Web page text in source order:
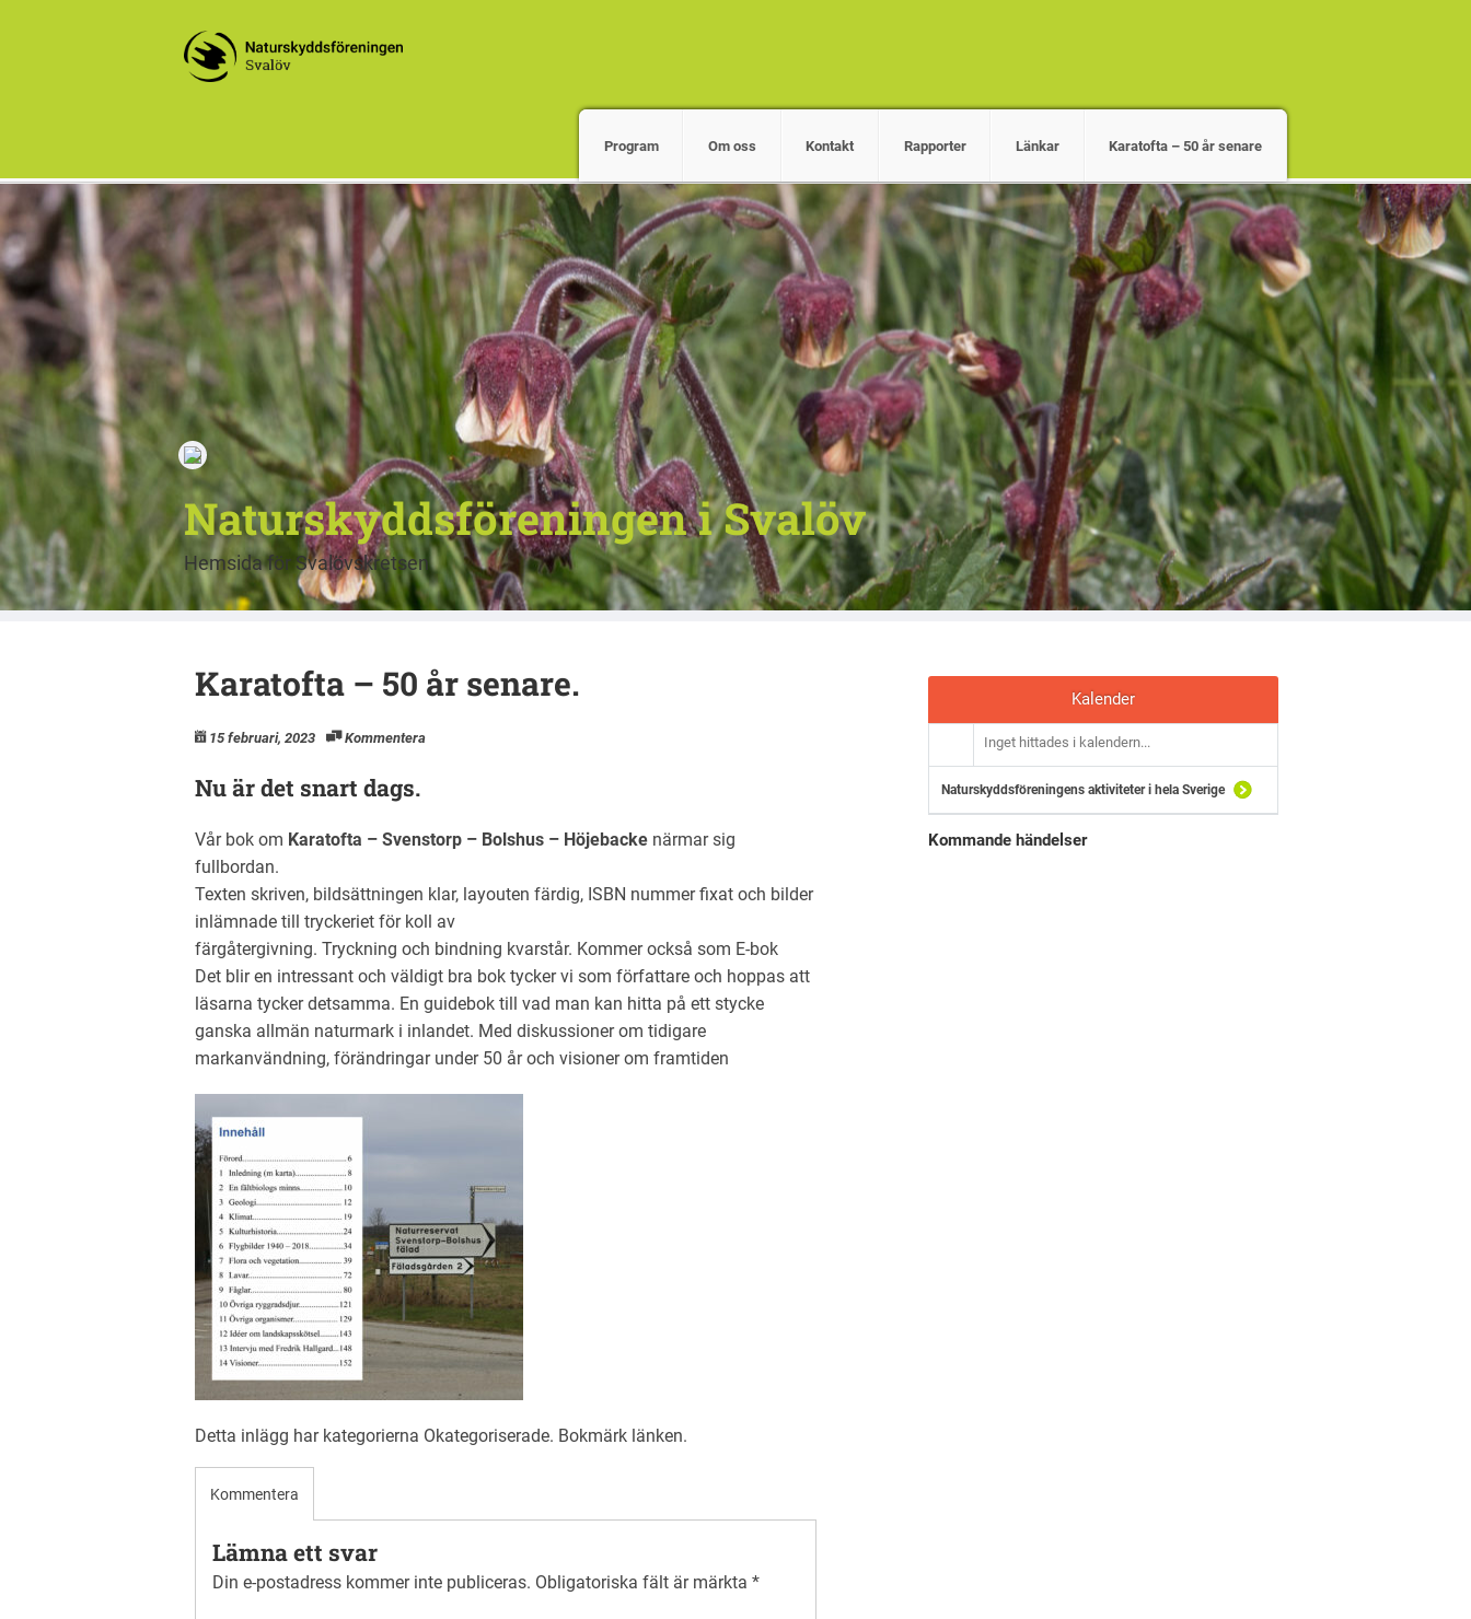
Program Om oss Kontakt Rapporter Länkar Karatofta – 50 år senare
Naturskyddsföreningen i Svalöv
Hemsida för Svalövskretsen
Karatofta – 50 år senare.
15 februari, 2023 Kommentera
Nu är det snart dags.
Vår bok om Karatofta – Svenstorp – Bolshus – Höjebacke närmar sig
fullbordan.
Texten skriven, bildsättningen klar, layouten färdig, ISBN nummer fixat och bilder
inlämnade till tryckeriet för koll av
färgåtergivning. Tryckning och bindning kvarstår. Kommer också som E-bok
Det blir en intressant och väldigt bra bok tycker vi som författare och hoppas att
läsarna tycker detsamma. En guidebok till vad man kan hitta på ett stycke
ganska allmän naturmark i inlandet. Med diskussioner om tidigare
markanvändning, förändringar under 50 år och visioner om framtiden
Detta inlägg har kategorierna Okategoriserade. Bokmärk länken.
Kommentera
Lämna ett svar
Din e-postadress kommer inte publiceras. Obligatoriska fält är märkta *
Kalender
Inget hittades i kalendern...
Naturskyddsföreningens aktiviteter i hela Sverige
Kommande händelser